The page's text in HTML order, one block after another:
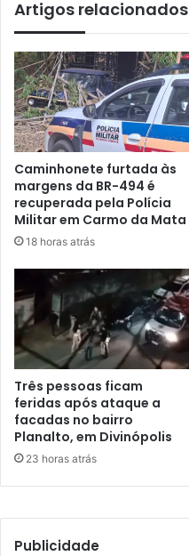
Artigos relacionados
Caminhonete furtada às
margens da BR-494 é
recuperada pela Polícia
Militar em Carmo da Mata
18 horas atrás
Três pessoas ficam
feridas após ataque a
facadas no bairro
Planalto, em Divinópolis
23 horas atrás
Publicidade